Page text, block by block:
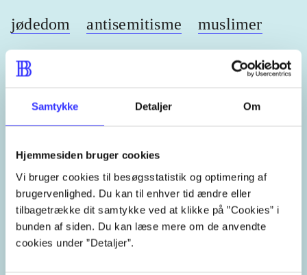
Samtykke Detaljer Om
Hjemmesiden bruger cookies
Vi bruger cookies til besøgsstatistik og optimering af
brugervenlighed. Du kan til enhver tid ændre eller
tilbagetrække dit samtykke ved at klikke på ”Cookies” i
bunden af siden. Du kan læse mere om de anvendte
cookies under ”Detaljer”.
jødedom antisemitisme muslimer
islam
reformationen Martin Luther
Lignende emneord